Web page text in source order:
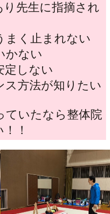
り先生に指摘され
まく止まれない
かない
定しない
ス方法が知りたい
ていたなら整体院
！